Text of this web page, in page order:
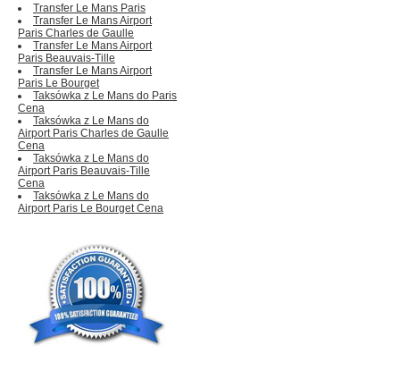
Transfer Le Mans Paris
Transfer Le Mans Airport
Paris Charles de Gaulle
Transfer Le Mans Airport
Paris Beauvais-Tille
Transfer Le Mans Airport
Paris Le Bourget
Taksówka z Le Mans do Paris
Cena
Taksówka z Le Mans do
Airport Paris Charles de Gaulle
Cena
Taksówka z Le Mans do
Airport Paris Beauvais-Tille
Cena
Taksówka z Le Mans do
Airport Paris Le Bourget Cena